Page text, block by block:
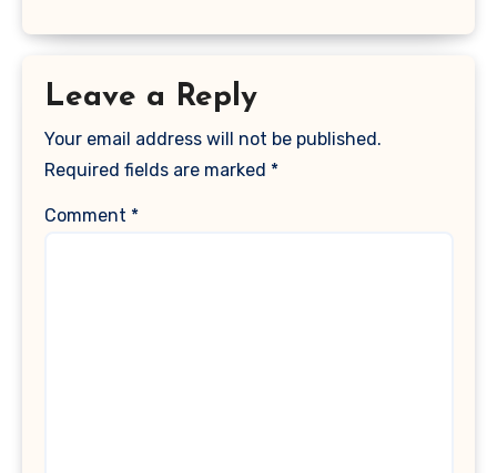
Leave a Reply
Your email address will not be published.
Required fields are marked *
Comment *